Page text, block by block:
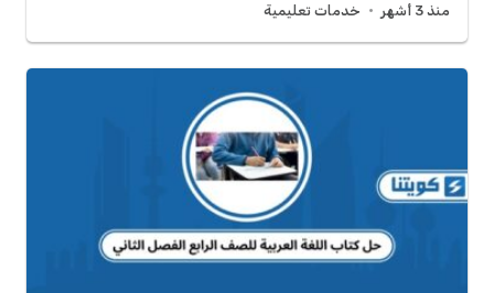
منذ 3 أشهر خدمات تعليمية